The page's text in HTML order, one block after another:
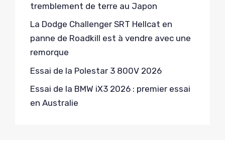
tremblement de terre au Japon
La Dodge Challenger SRT Hellcat en
panne de Roadkill est à vendre avec une
remorque
Essai de la Polestar 3 800V 2026
Essai de la BMW iX3 2026 : premier essai
en Australie